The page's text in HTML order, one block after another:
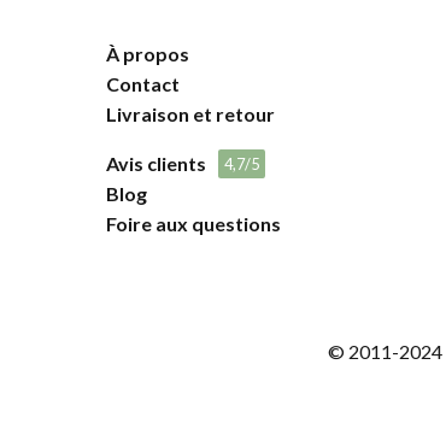
À propos
Contact
Livraison et retour
Avis clients 4,7/5
Blog
Foire aux questions
© 2011-2024